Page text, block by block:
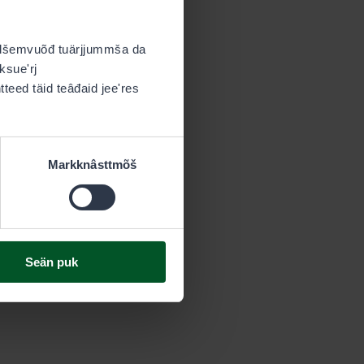
tuärjjummša da
täid teâđaid jeeʹres
Markknâsttmõš
Seän puk